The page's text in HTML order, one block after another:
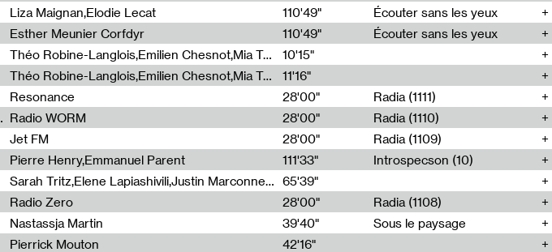
Liza Maignan,Elodie Lecat 110'49"
Écouter sans les yeux
Esther Meunier Corfdyr 110'49"
Écouter sans les yeux
Théo Robine-Langlois,Emilien Chesnot,Mia Trabalon
10'15"
Théo Robine-Langlois,Emilien Chesnot,Mia Trabalon
11'16"
Resonance 28'00"
Radia (1111)
/ Radio Worm Radio WORM 28'00"
Radia (1110)
Jet FM 28'00"
Radia (1109)
Pierre Henry,Emmanuel Parent 111'33"
Introspecson (10)
Sarah Tritz,Elene Lapiashivili,Justin Marconnet,Mateo Cuche,Esther Lechevalier,Suzie Lecroart,Romance Castelet
65'39"
Radio Zero 28'00"
Radia (1108)
Nastassja Martin 39'40"
Sous le paysage
Pierrick Mouton
42'16"